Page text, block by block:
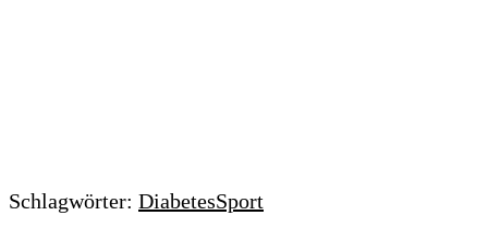
Schlagwörter: DiabetesSport